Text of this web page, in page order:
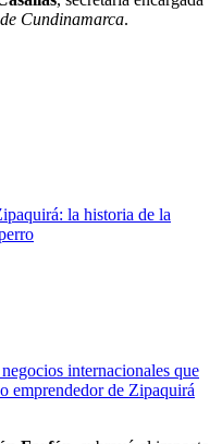
Cundinamarca.
la historia de la
internacionales que
emprendedor de Zipaquirá